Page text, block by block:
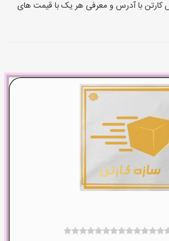
کارتن با آدرس و معرفی هر یک با قیمت های